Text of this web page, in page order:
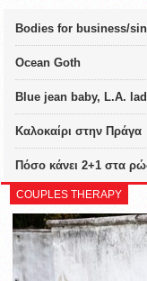
Bodies for business/sin
Ocean Goth
Blue jean baby, L.A.
Καλοκαίρι στην Πράγα
Πόσο κάνει 2+1 στα
COUPLES THERAPY